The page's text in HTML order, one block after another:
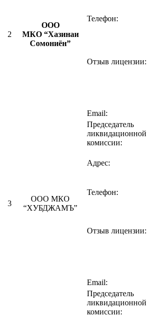
2
ООО
МКО “Хазинаи
Сомониён”
Телефон:
Отзыв лицензии:
Email:
3
ООО МКО
“ХУБДЖАМЪ”
Председатель
ликвидационной
комиссии:
Адрес:
Телефон:
Отзыв лицензии:
Email:
Председатель
ликвидационной
комиссии: